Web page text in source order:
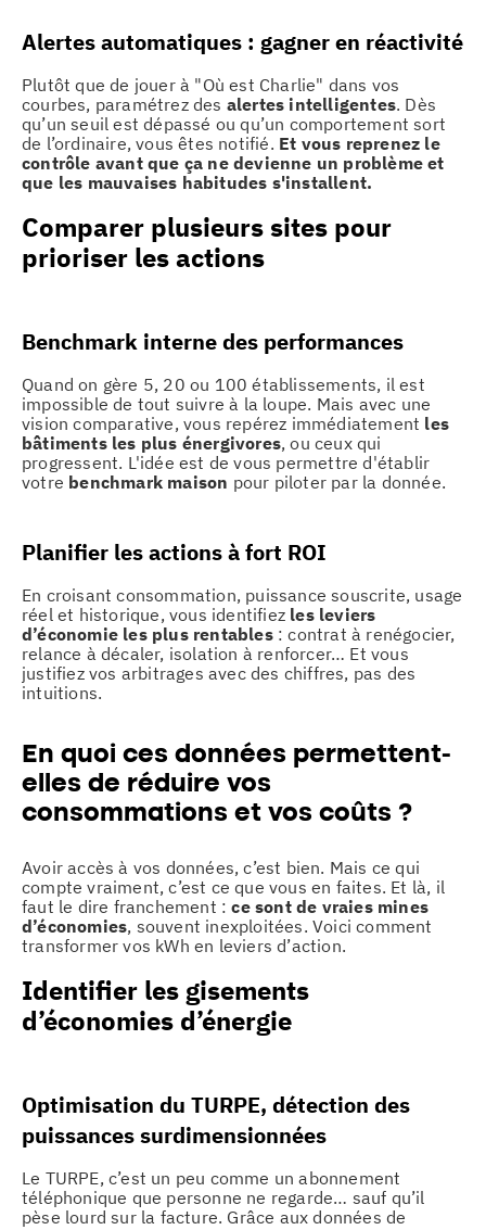
Alertes automatiques : gagner en réactivité
Plutôt que de jouer à "Où est Charlie" dans vos
courbes, paramétrez des alertes intelligentes. Dès
qu’un seuil est dépassé ou qu’un comportement sort
de l’ordinaire, vous êtes notifié. Et vous reprenez le
contrôle avant que ça ne devienne un problème et
que les mauvaises habitudes s'installent.
Comparer plusieurs sites pour
prioriser les actions
Benchmark interne des performances
Quand on gère 5, 20 ou 100 établissements, il est
impossible de tout suivre à la loupe. Mais avec une
vision comparative, vous repérez immédiatement les
bâtiments les plus énergivores, ou ceux qui
progressent. L'idée est de vous permettre d'établir
votre benchmark maison pour piloter par la donnée.
Planifier les actions à fort ROI
En croisant consommation, puissance souscrite, usage
réel et historique, vous identifiez les leviers
d’économie les plus rentables: contrat à renégocier,
relance à décaler, isolation à renforcer… Et vous
justifiez vos arbitrages avec des chiffres, pas des
intuitions.
En quoi ces données permettent-
elles de réduire vos
consommations et vos coûts ?
Avoir accès à vos données, c’est bien. Mais ce qui
compte vraiment, c’est ce que vous en faites. Et là, il
faut le dire franchement :ce sont de vraies mines
d’économies, souvent inexploitées. Voici comment
transformer vos kWh en leviers d’action.
Identifier les gisements
d’économies d’énergie
Optimisation du TURPE, détection des
puissances surdimensionnées
Le TURPE, c’est un peu comme un abonnement
téléphonique que personne ne regarde… sauf qu’il
pèse lourd sur la facture. Grâce aux données de